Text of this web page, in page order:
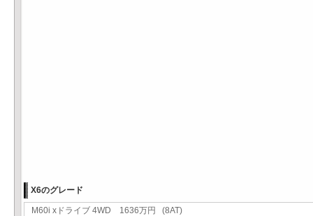
X6のグレード
M60i xドライブ 4WD 1636万円 (8AT)